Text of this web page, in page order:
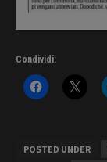
Condividi:
POSTED UNDER